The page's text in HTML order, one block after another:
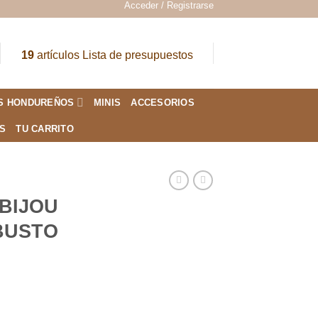
Acceder / Registrarse
19artículos Lista de presupuestos
HONDUREÑOS MINIS ACCESORIOS
TU CARRITO